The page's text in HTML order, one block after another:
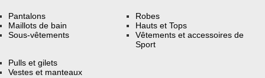
Pantalons
Maillots de bain
Sous-vêtements
Robes
Hauts et Tops
Vêtements et accessoires de
Sport
Pulls et gilets
Vestes et manteaux